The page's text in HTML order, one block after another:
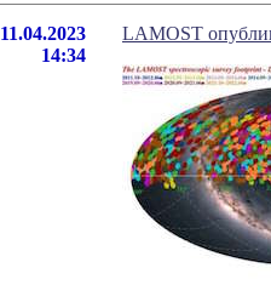
11.04.2023
14:34
LAMOST